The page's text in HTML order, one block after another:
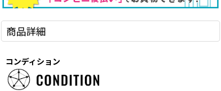
商品詳細
コンディション